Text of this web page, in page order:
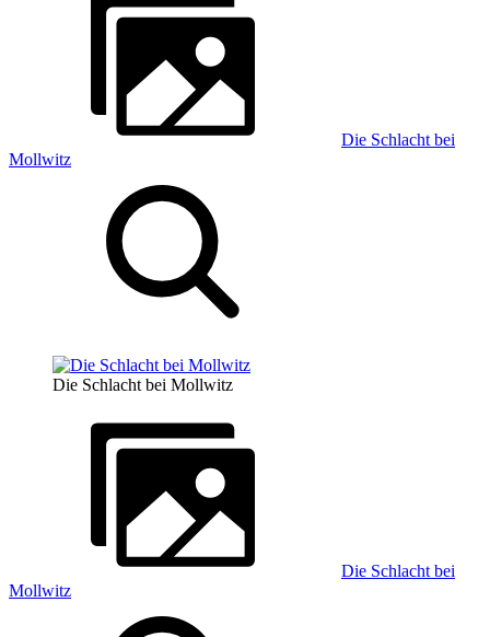
Die Schlacht bei
Mollwitz
Die Schlacht bei Mollwitz
Die Schlacht bei
Mollwitz